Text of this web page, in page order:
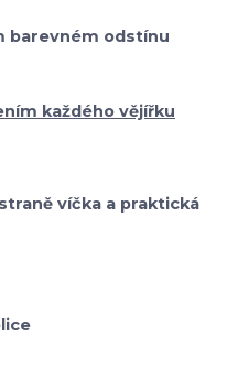
barevném odstínu
každého vějířku
víčka a praktická